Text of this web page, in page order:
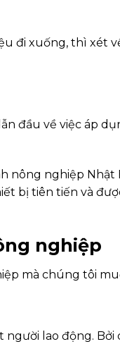
đi xuống, thì xét
đầu về việc áp
nông nghiệp
bị tiên tiến và
nghiệp
mà chúng tôi
lao động. Bởi